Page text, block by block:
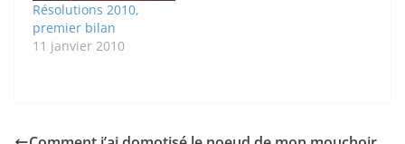
Résolutions 2010,
premier bilan
11 janvier 2010